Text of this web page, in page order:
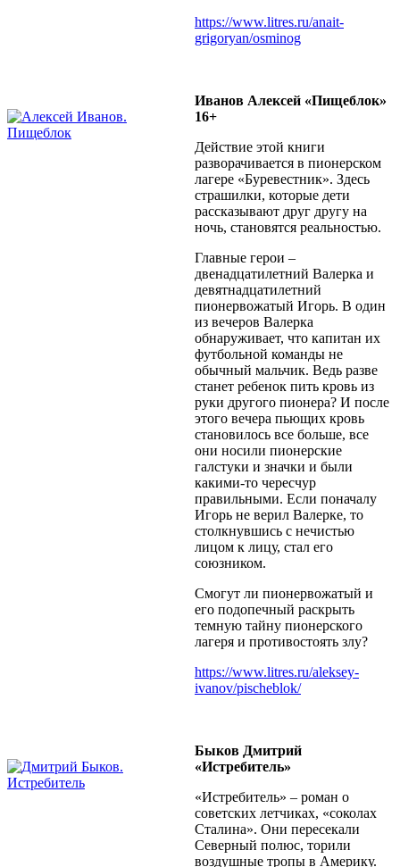
https://www.litres.ru/anait-
grigoryan/osminog
Иванов Алексей «Пищеблок»
16+
Действие этой книги
разворачивается в пионерском
лагере «Буревестник». Здесь
страшилки, которые дети
рассказывают друг другу на
ночь, становятся реальностью.
Главные герои –
двенадцатилетний Валерка и
девятнадцатилетний
пионервожатый Игорь. В один
из вечеров Валерка
обнаруживает, что капитан их
футбольной команды не
обычный мальчик. Ведь разве
станет ребенок пить кровь из
руки другого пионера? И после
этого вечера пьющих кровь
становилось все больше, все
они носили пионерские
галстуки и значки и были
какими-то чересчур
правильными. Если поначалу
Игорь не верил Валерке, то
столкнувшись с нечистью
лицом к лицу, стал его
союзником.
Смогут ли пионервожатый и
его подопечный раскрыть
темную тайну пионерского
лагеря и противостоять злу?
https://www.litres.ru/aleksey-
ivanov/pischeblok/
Быков Дмитрий
«Истребитель»
«Истребитель» – роман о
советских летчиках, «соколах
Сталина». Они пересекали
Северный полюс, торили
воздушные тропы в Америку.